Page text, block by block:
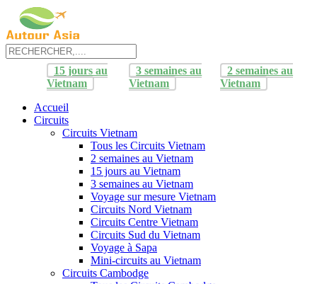
15 jours au
Vietnam
3 semaines au
Vietnam
2 semaines au
Vietnam
Accueil
Circuits
Circuits Vietnam
Tous les Circuits Vietnam
2 semaines au Vietnam
15 jours au Vietnam
3 semaines au Vietnam
Voyage sur mesure Vietnam
Circuits Nord Vietnam
Circuits Centre Vietnam
Circuits Sud du Vietnam
Voyage à Sapa
Mini-circuits au Vietnam
Circuits Cambodge